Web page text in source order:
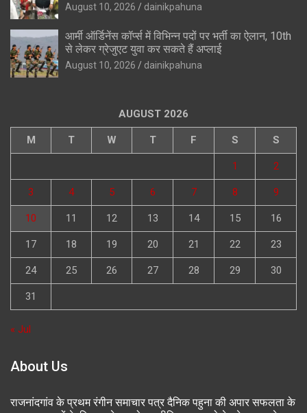
August 10, 2026 dainikpahuna
आर्मी ऑर्डिनेंस कॉर्प्स में विभिन्न पदों पर भर्ती का ऐलान, 10th
से लेकर ग्रेजुएट युवा कर सकते हैं अप्लाई
August 10, 2026 dainikpahuna
AUGUST 2026
M T W T F S S
1 2
3 4 5 6 7 8 9
10 11 12 13 14 15 16
17 18 19 20 21 22 23
24 25 26 27 28 29 30
31
« Jul
About Us
राजनांदगांव के प्रथम रंगीन समाचार पत्र दैनिक पहुना की अपार सफलता के